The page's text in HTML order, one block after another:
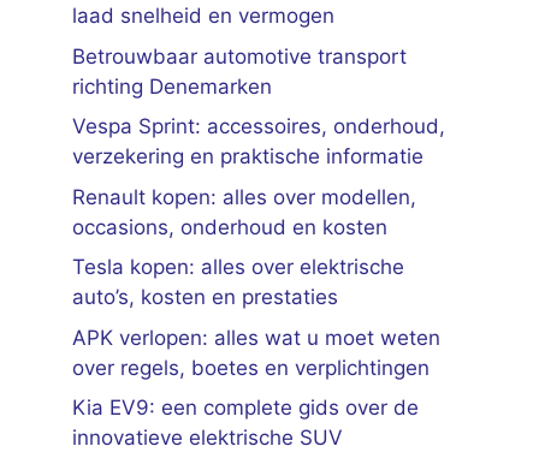
laad snelheid en vermogen
Betrouwbaar automotive transport
richting Denemarken
Vespa Sprint: accessoires, onderhoud,
verzekering en praktische informatie
Renault kopen: alles over modellen,
occasions, onderhoud en kosten
Tesla kopen: alles over elektrische
auto’s, kosten en prestaties
APK verlopen: alles wat u moet weten
over regels, boetes en verplichtingen
Kia EV9: een complete gids over de
innovatieve elektrische SUV